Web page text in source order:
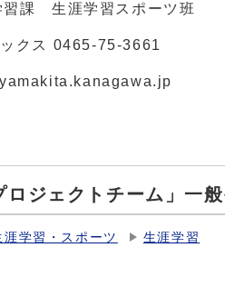
課 生涯学習スポーツ班
クス 0465-75-3661
ロジェクトチーム」一
涯学習・スポーツ 生涯学習